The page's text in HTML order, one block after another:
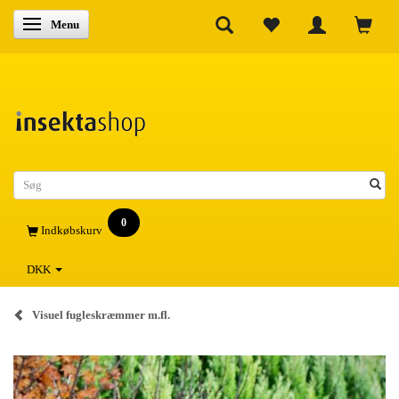
Skifte navigation
Menu
Indkøbskurv
0
DKK
Visuel fugleskræmmer m.fl.